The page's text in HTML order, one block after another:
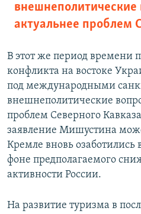
внешнеполитические
актуальнее проблем
В этот же период времени
конфликта на востоке
под международными
внешнеполитические
проблем Северного
заявление Мишустина
Кремле вновь озаботились
фоне предполагаемого
активности России.
На развитие туризма в